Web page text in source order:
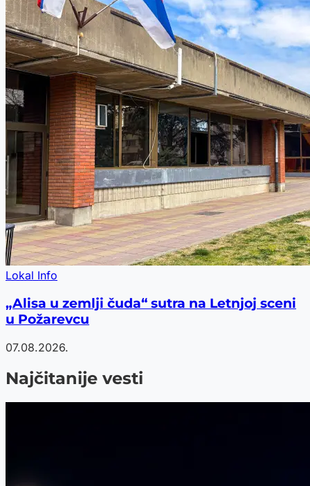
Lokal Info
„Alisa u zemlji čuda“ sutra na Letnjoj sceni
u Požarevcu
07.08.2026.
Najčitanije vesti